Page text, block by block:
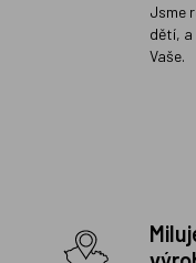
Jsme
dětí,
Vaše.